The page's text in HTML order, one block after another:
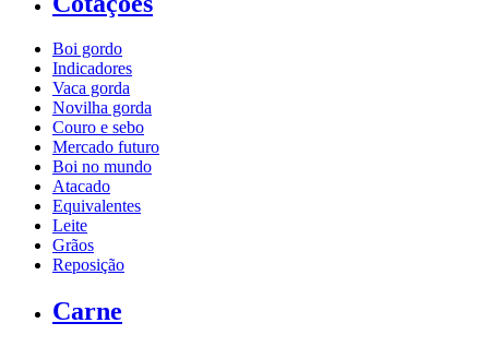
Boi gordo
Indicadores
Vaca gorda
Novilha gorda
Couro e sebo
Mercado futuro
Boi no mundo
Atacado
Equivalentes
Leite
Grãos
Reposição
Carne